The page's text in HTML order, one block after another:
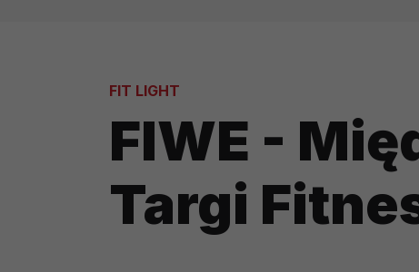
FIT LIGHT
FIWE -
Targi